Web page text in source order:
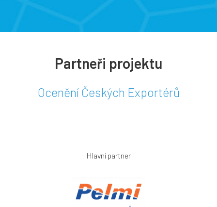
Partneři projektu
Ocenění Českých Exportérů
Hlavní partner